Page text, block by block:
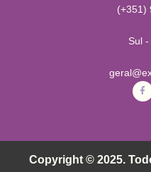
(+351)
Sul
Copyright © 2025.